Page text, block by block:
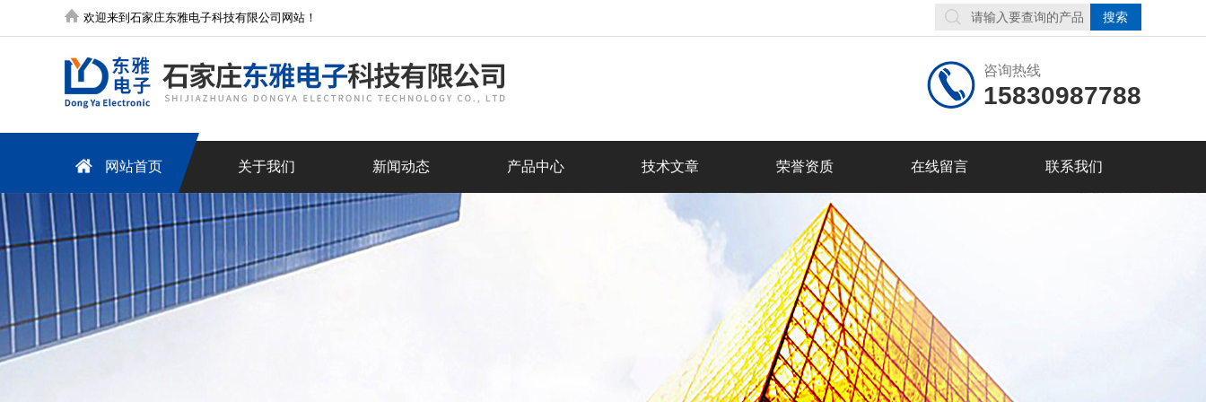
欢迎来到石家庄东雅电子科技有限公司网站！
咨询热线
15830987788
网站首页 关于我们 新闻动态 产品中心 技术文章 荣誉资质 在线留言 联系我们